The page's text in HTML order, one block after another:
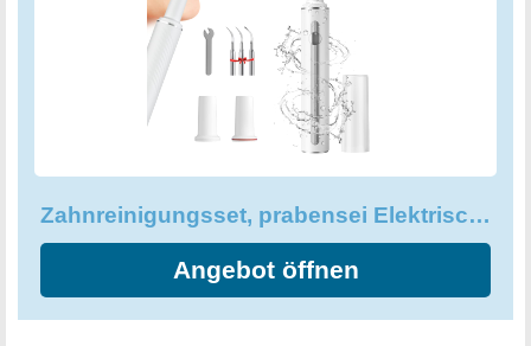
Ultraschallfrequenzen werden nur auf harten
Gegenständen erzeugt. Dieses Set nutzt fortschrittliche
Technologie, um einen starken Reinigungseffekt zu
erzielen. Mit jedem Gebrauch erreichen Sie ein
wunderbares Erlebnis, welches Ihnen das
Selbstbewusstsein geben wird, um Ihr strahlendes Lächeln
wasserdicht und praktisch unverzichtbar für Ihre häusliche
Zahnpflege. Probieren Sie es aus und Sie werden
Zahnreinigungsset, prabensei Elektrisches Zahnreinigung Set
Angebot öffnen